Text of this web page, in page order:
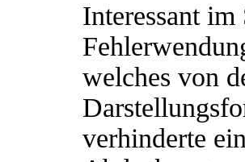
Interessant
welches von
verhinderte